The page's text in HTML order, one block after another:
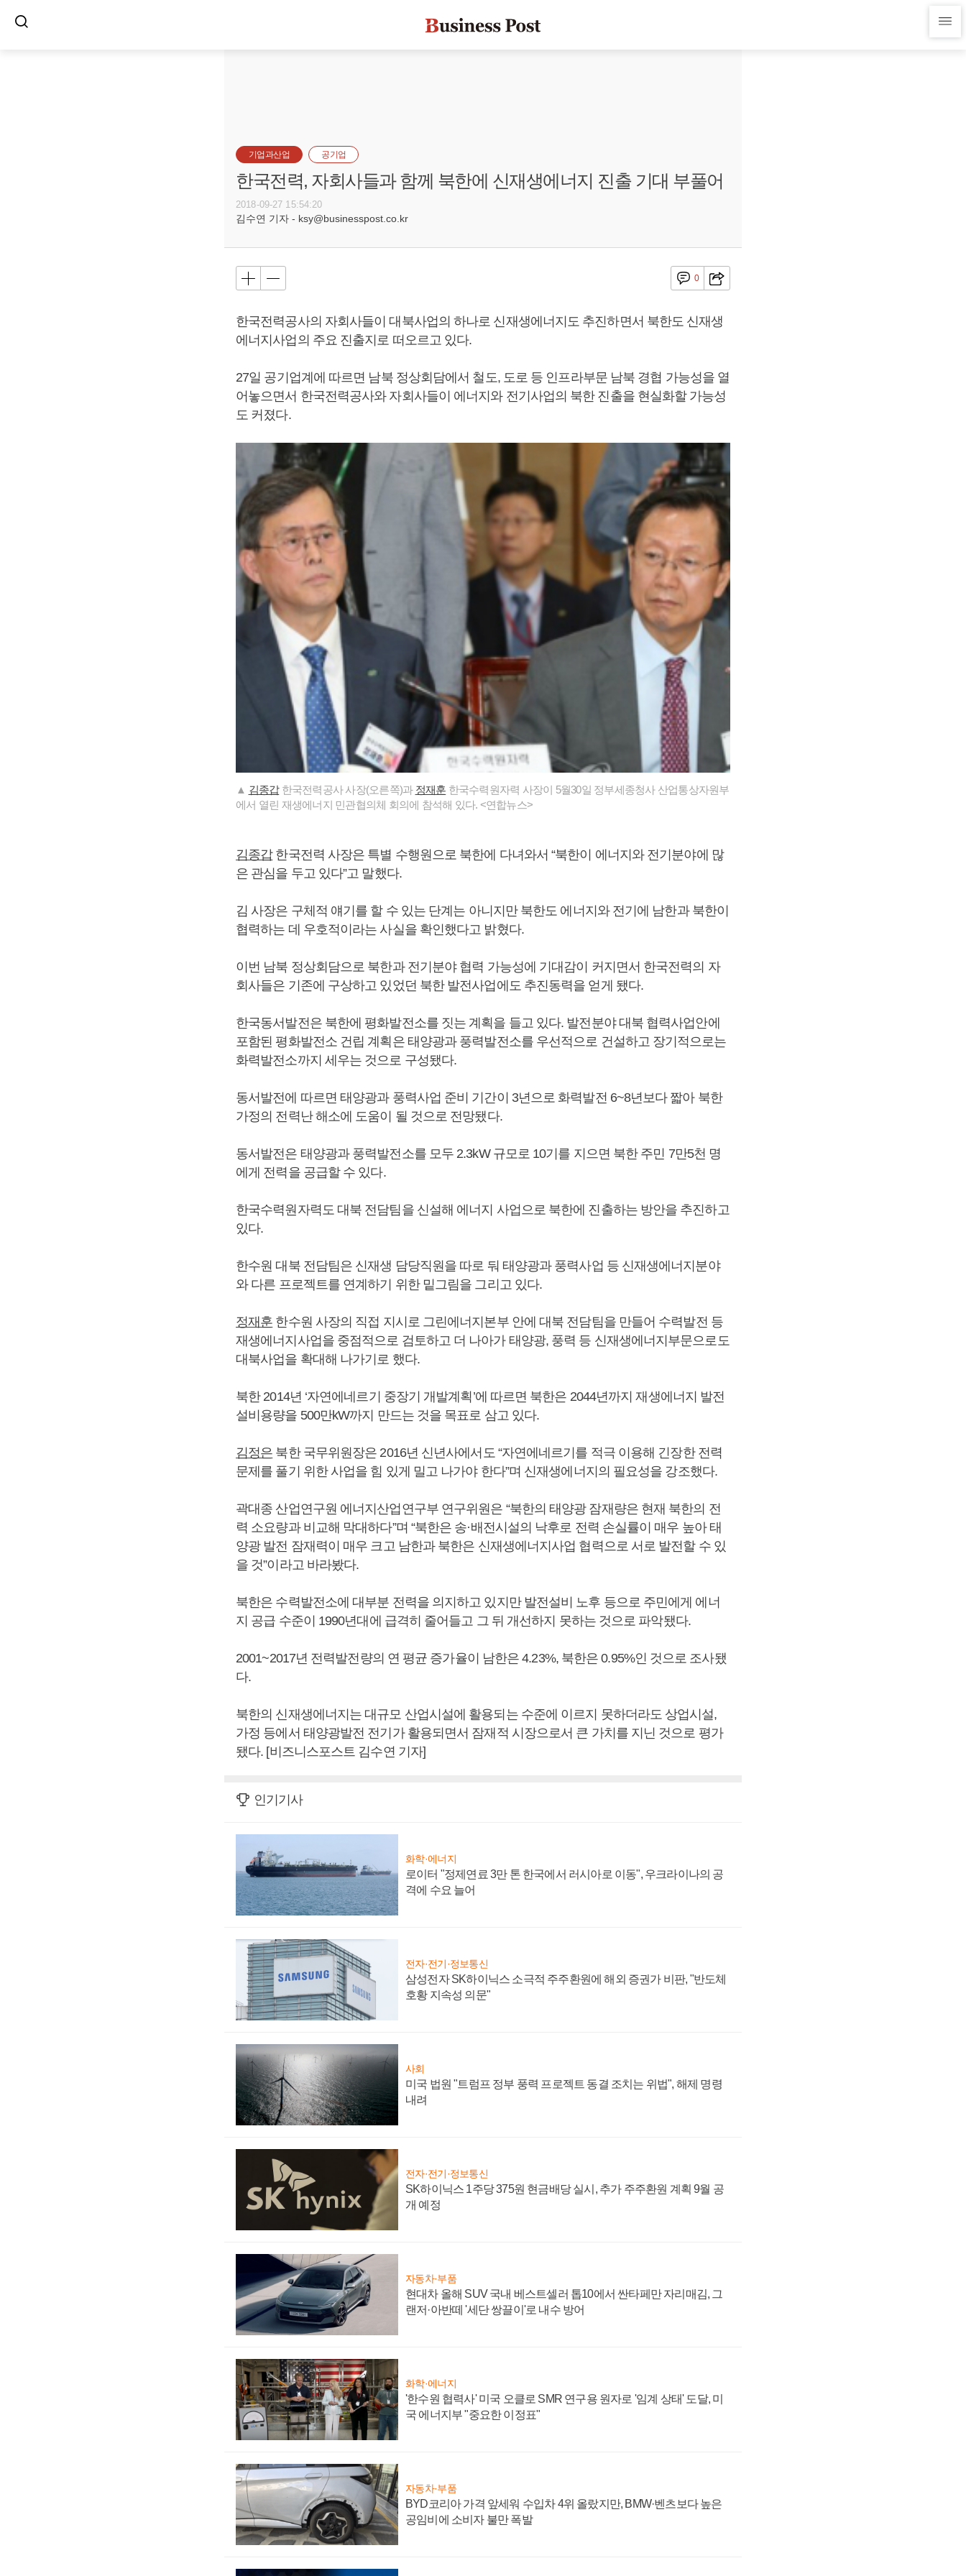
기업과산업 공기업
한국전력, 자회사들과 함께 북한에 신재생에너지 진출 기대 부풀어
2018-09-27 15:54:20
김수연 기자 - ksy@businesspost.co.kr
0
한국전력공사의 자회사들이 대북사업의 하나로 신재생에너지도 추진하면서 북한도 신재생
에너지사업의 주요 진출지로 떠오르고 있다.
27일 공기업계에 따르면 남북 정상회담에서 철도, 도로 등 인프라부문 남북 경협 가능성을 열
어놓으면서 한국전력공사와 자회사들이 에너지와 전기사업의 북한 진출을 현실화할 가능성
도 커졌다.
▲ 김종갑한국전력공사 사장(오른쪽)과 정재훈 한국수력원자력 사장이 5월30일 정부세종청사 산업통상자원부
에서 열린 재생에너지 민관협의체 회의에 참석해 있다. <연합뉴스>
김종갑한국전력 사장은 특별 수행원으로 북한에 다녀와서 “북한이 에너지와 전기분야에 많
은 관심을 두고 있다”고 말했다.
김 사장은 구체적 얘기를 할 수 있는 단계는 아니지만 북한도 에너지와 전기에 남한과 북한이
협력하는 데 우호적이라는 사실을 확인했다고 밝혔다.
이번 남북 정상회담으로 북한과 전기분야 협력 가능성에 기대감이 커지면서 한국전력의 자
회사들은 기존에 구상하고 있었던 북한 발전사업에도 추진동력을 얻게 됐다.
한국동서발전은 북한에 평화발전소를 짓는 계획을 들고 있다. 발전분야 대북 협력사업안에
포함된 평화발전소 건립 계획은 태양광과 풍력발전소를 우선적으로 건설하고 장기적으로는
화력발전소까지 세우는 것으로 구성됐다.
동서발전에 따르면 태양광과 풍력사업 준비 기간이 3년으로 화력발전 6~8년보다 짧아 북한
가정의 전력난 해소에 도움이 될 것으로 전망됐다.
동서발전은 태양광과 풍력발전소를 모두 2.3kW 규모로 10기를 지으면 북한 주민 7만5천 명
에게 전력을 공급할 수 있다.
한국수력원자력도 대북 전담팀을 신설해 에너지 사업으로 북한에 진출하는 방안을 추진하고
있다.
한수원 대북 전담팀은 신재생 담당직원을 따로 둬 태양광과 풍력사업 등 신재생에너지분야
와 다른 프로젝트를 연계하기 위한 밑그림을 그리고 있다.
정재훈 한수원 사장의 직접 지시로 그린에너지본부 안에 대북 전담팀을 만들어 수력발전 등
재생에너지사업을 중점적으로 검토하고 더 나아가 태양광, 풍력 등 신재생에너지부문으로도
대북사업을 확대해 나가기로 했다.
북한 2014년 ‘자연에네르기 중장기 개발계획’에 따르면 북한은 2044년까지 재생에너지 발전
설비용량을 500만kW까지 만드는 것을 목표로 삼고 있다.
김정은 북한 국무위원장은 2016년 신년사에서도 “자연에네르기를 적극 이용해 긴장한 전력
문제를 풀기 위한 사업을 힘 있게 밀고 나가야 한다”며 신재생에너지의 필요성을 강조했다.
곽대종 산업연구원 에너지산업연구부 연구위원은 “북한의 태양광 잠재량은 현재 북한의 전
력 소요량과 비교해 막대하다”며 “북한은 송·배전시설의 낙후로 전력 손실률이 매우 높아 태
양광 발전 잠재력이 매우 크고 남한과 북한은 신재생에너지사업 협력으로 서로 발전할 수 있
을 것”이라고 바라봤다.
북한은 수력발전소에 대부분 전력을 의지하고 있지만 발전설비 노후 등으로 주민에게 에너
지 공급 수준이 1990년대에 급격히 줄어들고 그 뒤 개선하지 못하는 것으로 파악됐다.
2001~2017년 전력발전량의 연 평균 증가율이 남한은 4.23%, 북한은 0.95%인 것으로 조사됐
다.
북한의 신재생에너지는 대규모 산업시설에 활용되는 수준에 이르지 못하더라도 상업시설,
가정 등에서 태양광발전 전기가 활용되면서 잠재적 시장으로서 큰 가치를 지닌 것으로 평가
됐다. [비즈니스포스트 김수연 기자]
인기기사
화학·에너지
로이터 "정제연료 3만 톤 한국에서 러시아로 이동", 우크라이나의 공
격에 수요 늘어
전자·전기·정보통신
삼성전자 SK하이닉스 소극적 주주환원에 해외 증권가 비판, "반도체
호황 지속성 의문"
사회
미국 법원 "트럼프 정부 풍력 프로젝트 동결 조치는 위법", 해제 명령
내려
전자·전기·정보통신
SK하이닉스 1주당 375원 현금배당 실시, 추가 주주환원 계획 9월 공
개 예정
자동차·부품
현대차 올해 SUV 국내 베스트셀러 톱10에서 싼타페만 자리매김, 그
랜저·아반떼 '세단 쌍끌이'로 내수 방어
화학·에너지
'한수원 협력사' 미국 오클로 SMR 연구용 원자로 '임계 상태' 도달, 미
국 에너지부 "중요한 이정표"
자동차·부품
BYD코리아 가격 앞세워 수입차 4위 올랐지만, BMW·벤츠보다 높은
공임비에 소비자 불만 폭발